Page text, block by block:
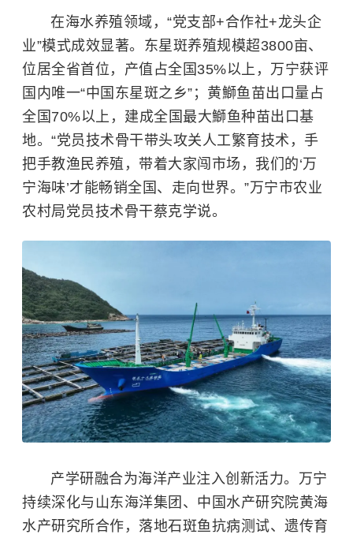
在海水养殖领域，“党支部+合作社+龙头企
业”模式成效显著。东星斑养殖规模超3800亩、
位居全省首位，产值占全国35%以上，万宁获评
国内唯一“中国东星斑之乡”；黄鰤鱼苗出口量占
全国70%以上，建成全国最大鰤鱼种苗出口基
地。“党员技术骨干带头攻关人工繁育技术，手
把手教渔民养殖，带着大家闯市场，我们的‘万
宁海味’才能畅销全国、走向世界。”万宁市农业
农村局党员技术骨干蔡克学说。
产学研融合为海洋产业注入创新活力。万宁
持续深化与山东海洋集团、中国水产研究院黄海
水产研究所合作，落地石斑鱼抗病测试、遗传育